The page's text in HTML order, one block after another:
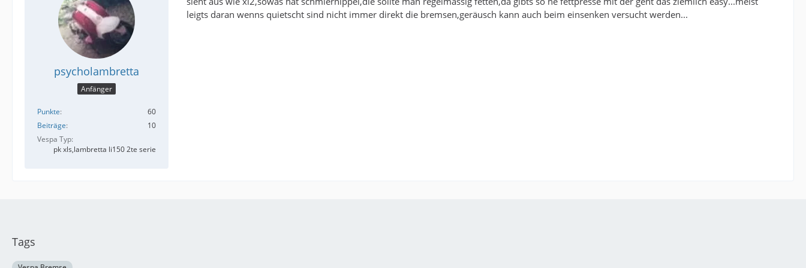
psycholambretta
Anfänger
Punkte
60
Beiträge
10
Vespa Typ
pk xls,lambretta li150 2te serie
leigts daran wenns quietscht sind nicht immer direkt die bremsen,geräusch kann auch beim einsenken versucht werden...
Tags